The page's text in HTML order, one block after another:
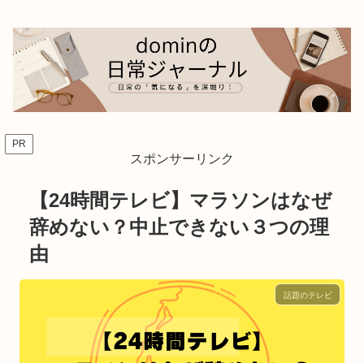
PR
スポンサーリンク
【24時間テレビ】マラソンはなぜ
辞めない？中止できない３つの理
由
話題のテレビ